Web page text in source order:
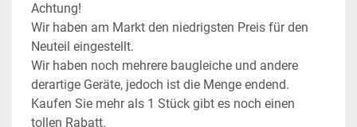
Achtung!
Wir haben am Markt den niedrigsten Preis für den
Neuteil eingestellt.
Wir haben noch mehrere baugleiche und andere
derartige Geräte, jedoch ist die Menge endend.
Kaufen Sie mehr als 1 Stück gibt es noch einen
tollen Rabatt.